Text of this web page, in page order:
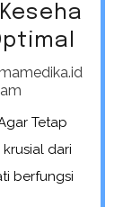
Tetap
dari
berfungsi